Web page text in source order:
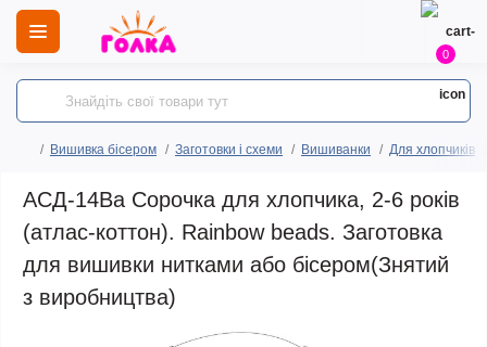
0
Вишивка бісером Заготовки і схеми Вишиванки Для хлопчиків
АСД-14Ва Сорочка для хлопчика, 2-6 років
(атлас-коттон). Rainbow beads. Заготовка
для вишивки нитками або бісером(Знятий
з виробництва)